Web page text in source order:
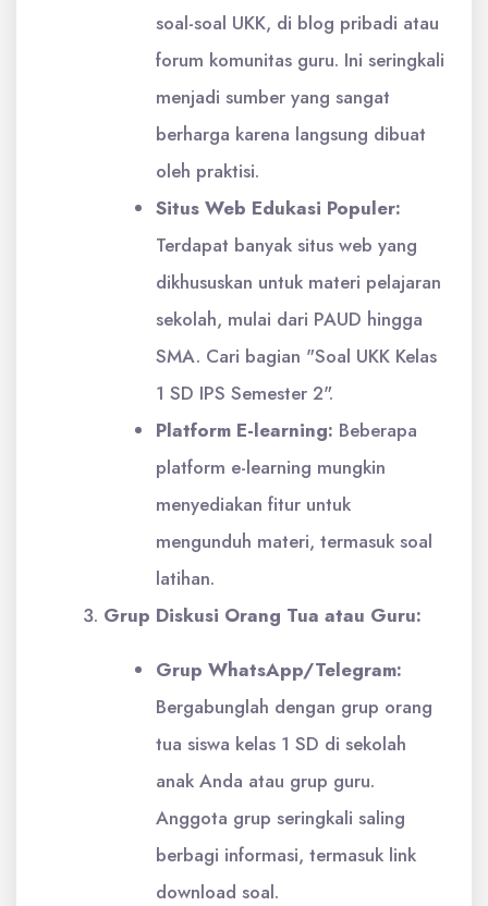
soal-soal UKK, di blog pribadi atau
forum komunitas guru. Ini seringkali
menjadi sumber yang sangat
berharga karena langsung dibuat
oleh praktisi.
Situs Web Edukasi Populer:
Terdapat banyak situs web yang
dikhususkan untuk materi pelajaran
sekolah, mulai dari PAUD hingga
SMA. Cari bagian "Soal UKK Kelas
1 SD IPS Semester 2".
Platform E-learning: Beberapa
platform e-learning mungkin
menyediakan fitur untuk
mengunduh materi, termasuk soal
latihan.
Grup Diskusi Orang Tua atau Guru:
Grup WhatsApp/Telegram:
Bergabunglah dengan grup orang
tua siswa kelas 1 SD di sekolah
anak Anda atau grup guru.
Anggota grup seringkali saling
berbagi informasi, termasuk link
download soal.